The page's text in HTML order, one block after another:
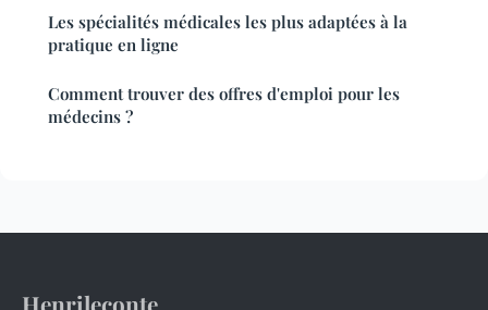
Les spécialités médicales les plus adaptées à la
pratique en ligne
Comment trouver des offres d'emploi pour les
médecins ?
Henrileconte